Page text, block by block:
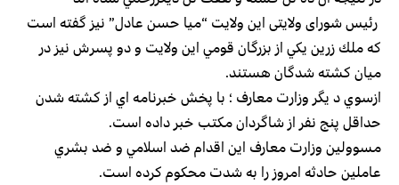
رئیس شورای ولایتی این ولایت “ميا حسن عادل” نيز گفته است
كه ملك زرين يكي از بزرگان قومي اين ولايت و دو پسرش نيز در
ميان كشته شدگان هستند.
ازسوي د يگر وزارت معارف ؛ با پخش خبرنامه اي از كشته شدن
حداقل پنج نفر از شاگردان مكتب خبر داده است.
مسوولين وزارت معارف اين اقدام ضد اسلامي و ضد بشري
عاملين حادثه امروز را به شدت محكوم كرده است.